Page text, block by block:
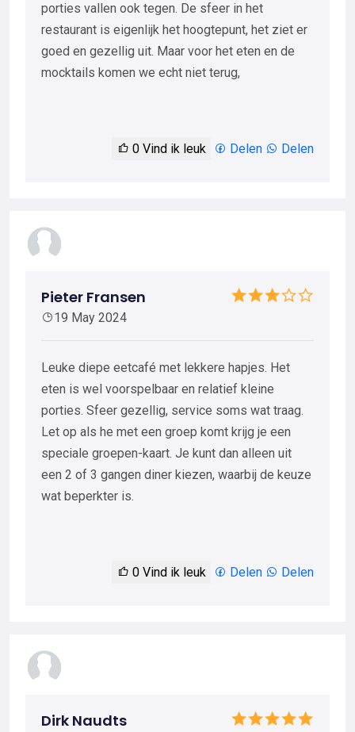
porties vallen ook tegen. De sfeer in het
restaurant is eigenlijk het hoogtepunt, het ziet er
goed en gezellig uit. Maar voor het eten en de
mocktails komen we echt niet terug,
0 Vind ik leuk Delen Delen
Pieter Fransen
19 May 2024
Leuke diepe eetcafé met lekkere hapjes. Het
eten is wel voorspelbaar en relatief kleine
porties. Sfeer gezellig, service soms wat traag.
Let op als he met een groep komt krijg je een
speciale groepen-kaart. Je kunt dan alleen uit
een 2 of 3 gangen diner kiezen, waarbij de keuze
wat beperkter is.
0 Vind ik leuk Delen Delen
Dirk Naudts